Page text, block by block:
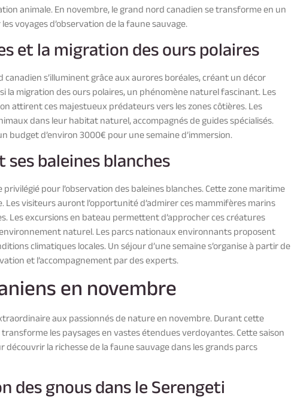
animale. En novembre, le grand nord canadien se transforme en un
voyages d’observation de la faune sauvage.
et la migration des ours polaires
s’illuminent grâce aux aurores boréales, créant un décor
la migration des ours polaires, un phénomène naturel fascinant. Les
attirent ces majestueux prédateurs vers les zones côtières. Les
dans leur habitat naturel, accompagnés de guides spécialisés.
budget d’environ 3000€ pour une semaine d’immersion.
ses baleines blanches
pour l’observation des baleines blanches. Cette zone maritime
visiteurs auront l’opportunité d’admirer ces mammifères marins
Les excursions en bateau permettent d’approcher ces créatures
naturel. Les parcs nationaux environnants proposent
climatiques locales. Un séjour d’une semaine s’organise à partir de
et l’accompagnement par des experts.
en novembre
aux passionnés de nature en novembre. Durant cette
les paysages en vastes étendues verdoyantes. Cette saison
la richesse de la faune sauvage dans les grands parcs
des gnous dans le Serengeti